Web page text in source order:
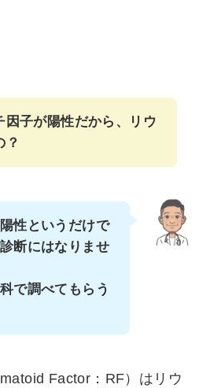
因子が陽性だから、リウ
？
性というだけで
断にはなりませ
で調べてもらう
Factor：RF）はリウ